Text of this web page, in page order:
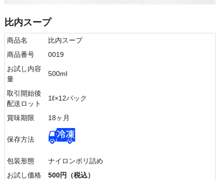
比内スープ
商品名
比内スープ
商品番号
0019
お試し内容
量
500ml
取引開始後
配送ロット
1ℓ×12パック
賞味期限 18ヶ月
保存方法
包装形態
ナイロンポリ詰め
お試し価格
500円（税込）